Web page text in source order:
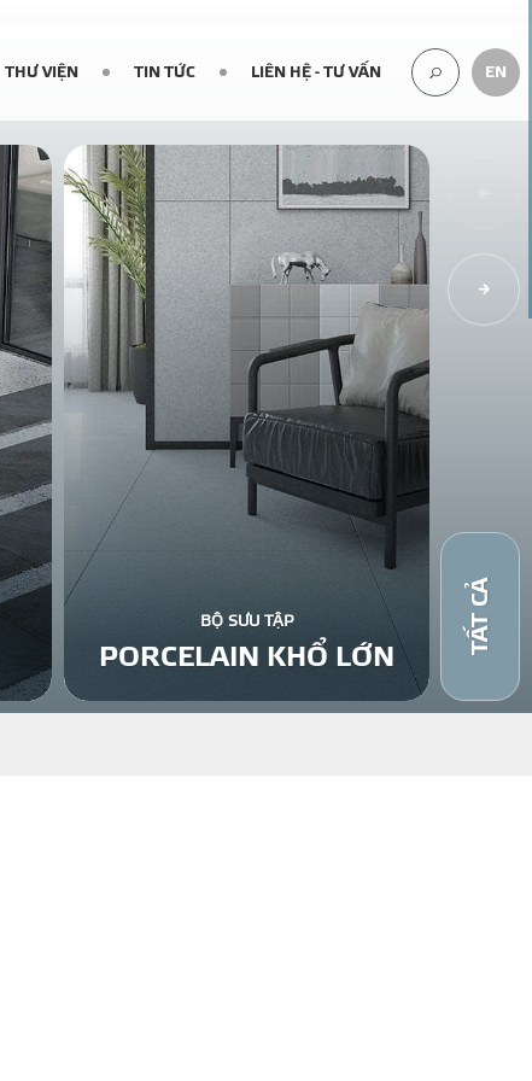
THƯ VIỆN TIN TỨC LIÊN HỆ - TƯ VẤN EN
BỘ SƯU TẬP
PORCELAIN KHỔ LỚN
TẤT CẢ